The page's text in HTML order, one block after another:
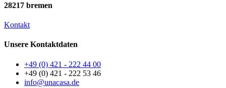
28217 bremen
Kontakt
Unsere Kontaktdaten
+49 (0) 421 - 222 44 00
+49 (0) 421 - 222 53 46
info@unacasa.de